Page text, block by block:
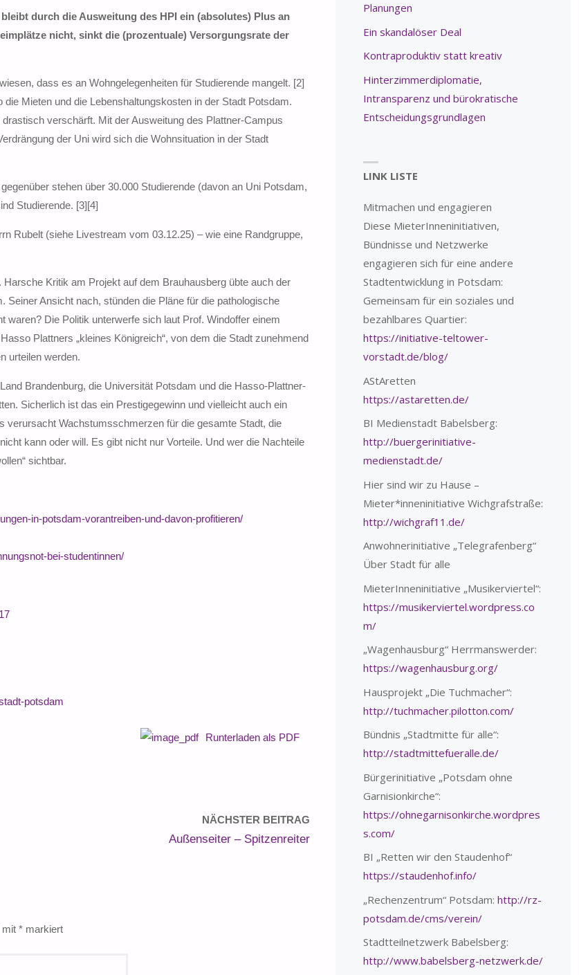
durch die Ausweitung des HPI ein (absolutes) Plus an
nicht, sinkt die (prozentuale) Versorgungsrate der
dass es an Wohngelegenheiten für Studierende mangelt. [2]
Mieten und die Lebenshaltungskosten in der Stadt Potsdam.
verschärft. Mit der Ausweitung des Plattner-Campus
der Uni wird sich die Wohnsituation in der Stadt
stehen über 30.000 Studierende (davon an Uni Potsdam,
Studierende. [3][4]
Rubelt (siehe Livestream vom 03.12.25) – wie eine Randgruppe,
Kritik am Projekt auf dem Brauhausberg übte auch der
Ansicht nach, stünden die Pläne für die pathologische
Die Politik unterwerfe sich laut Prof. Windoffer einem
Plattners „kleines Königreich“, von dem die Stadt zunehmend
urteilen werden.
Brandenburg, die Universität Potsdam und die Hasso-Plattner-
Sicherlich ist das ein Prestigegewinn und vielleicht auch ein
verursacht Wachstumsschmerzen für die gesamte Stadt, die
kann oder will. Es gibt nicht nur Vorteile. Und wer die Nachteile
sichtbar.
in-potsdam-vorantreiben-und-davon-profitieren/
bei-studentinnen/
potsdam
Runterladen als PDF
NÄCHSTER BEITRAG
Außenseiter – Spitzenreiter
mit * markiert
Planungen
Ein skandalöser Deal
Kontraproduktiv statt kreativ
Hinterzimmerdiplomatie,
Intransparenz und bürokratische
Entscheidungsgrundlagen
LINK LISTE
Mitmachen und engagieren
Diese MieterInneninitiativen,
Bündnisse und Netzwerke
engagieren sich für eine andere
Stadtentwicklung in Potsdam:
Gemeinsam für ein soziales und
bezahlbares Quartier:
https://initiative-teltower-
vorstadt.de/blog/
AStAretten
https://astaretten.de/
BI Medienstadt Babelsberg:
http://buergerinitiative-
medienstadt.de/
Hier sind wir zu Hause –
Mieter*inneninitiative Wichgrafstraße:
http://wichgraf11.de/
Anwohnerinitiative „Telegrafenberg“
Über Stadt für alle
MieterInneninitiative „Musikerviertel“:
https://musikerviertel.wordpress.co
m/
„Wagenhausburg“ Herrmanswerder:
https://wagenhausburg.org/
Hausprojekt „Die Tuchmacher“:
http://tuchmacher.pilotton.com/
Bündnis „Stadtmitte für alle“:
http://stadtmittefueralle.de/
Bürgerinitiative „Potsdam ohne
Garnisionkirche“:
https://ohnegarnisonkirche.wordpres
s.com/
BI „Retten wir den Staudenhof“
https://staudenhof.info/
„Rechenzentrum“ Potsdam: http://rz-
potsdam.de/cms/verein/
Stadtteilnetzwerk Babelsberg:
http://www.babelsberg-netzwerk.de/